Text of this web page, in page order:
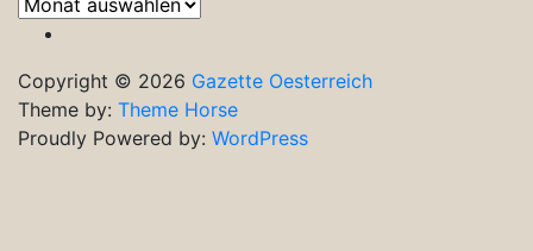
Ausgaben
Copyright © 2026 Gazette Oesterreich
Theme by: Theme Horse
Proudly Powered by: WordPress